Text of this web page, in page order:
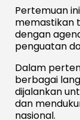
Pertemuan
memastikan
dengan
penguatan
Dalam
berbagai
dijalankan
dan
nasional.